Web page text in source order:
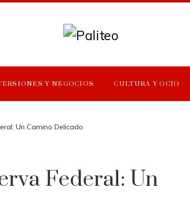
Y NEGOCIOS CULTURA Y OCIO
Un Camino Delicado
Federal: Un